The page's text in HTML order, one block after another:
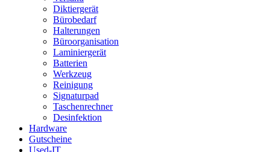
Diktiergerät
Bürobedarf
Halterungen
Büroorganisation
Laminiergerät
Batterien
Werkzeug
Reinigung
Signaturpad
Taschenrechner
Desinfektion
Hardware
Gutscheine
Used-IT